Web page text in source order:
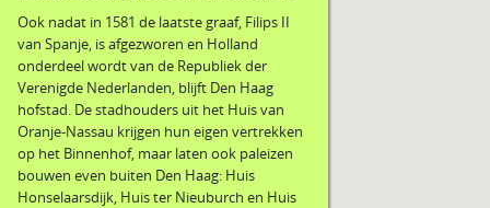
Ook nadat in 1581 de laatste graaf, Filips II
van Spanje, is afgezworen en Holland
onderdeel wordt van de Republiek der
Verenigde Nederlanden, blijft Den Haag
hofstad. De stadhouders uit het Huis van
Oranje-Nassau krijgen hun eigen vertrekken
op het Binnenhof, maar laten ook paleizen
bouwen even buiten Den Haag: Huis
Honselaarsdijk, Huis ter Nieuburch en Huis